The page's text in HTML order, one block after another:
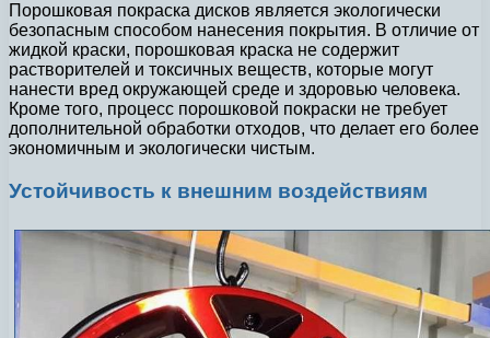
Порошковая покраска дисков является экологически
безопасным способом нанесения покрытия. В отличие от
жидкой краски, порошковая краска не содержит
растворителей и токсичных веществ, которые могут
нанести вред окружающей среде и здоровью человека.
Кроме того, процесс порошковой покраски не требует
дополнительной обработки отходов, что делает его более
экономичным и экологически чистым.
Устойчивость к внешним воздействиям